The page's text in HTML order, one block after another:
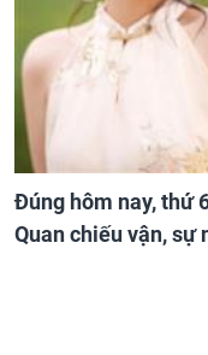
Đúng hôm nay, thứ
Quan chiếu vận, sự